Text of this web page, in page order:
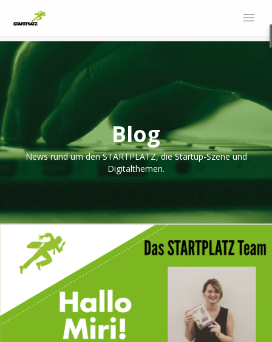
Blog
News rund um den STARTPLATZ, die Startup-Szene und
Digitalthemen.